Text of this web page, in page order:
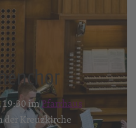
19:30 imPfarrhaus
der Kreuzkirche